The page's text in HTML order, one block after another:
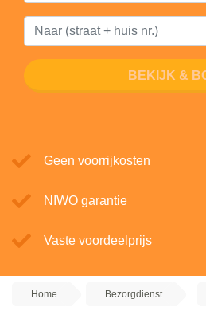
BEKIJK &
Geen voorrijkosten
NIWO garantie
Vaste voordeelprijs
Home Bezorgdienst